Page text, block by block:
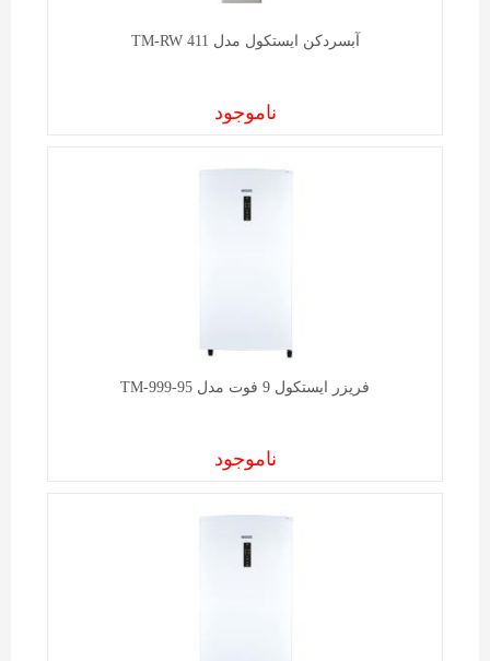
آبسردکن ايستکول مدل TM-RW 411
ناموجود
فریزر ایستکول 9 فوت مدل TM-999-95
ناموجود